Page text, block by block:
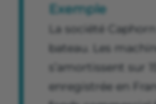
Exemple
La société
bateau. Les
s’amortissent sur
enregistrée en